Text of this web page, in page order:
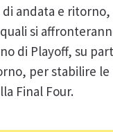
andata e ritorno,
si
di Playoff, su
per stabilire le
Final Four.